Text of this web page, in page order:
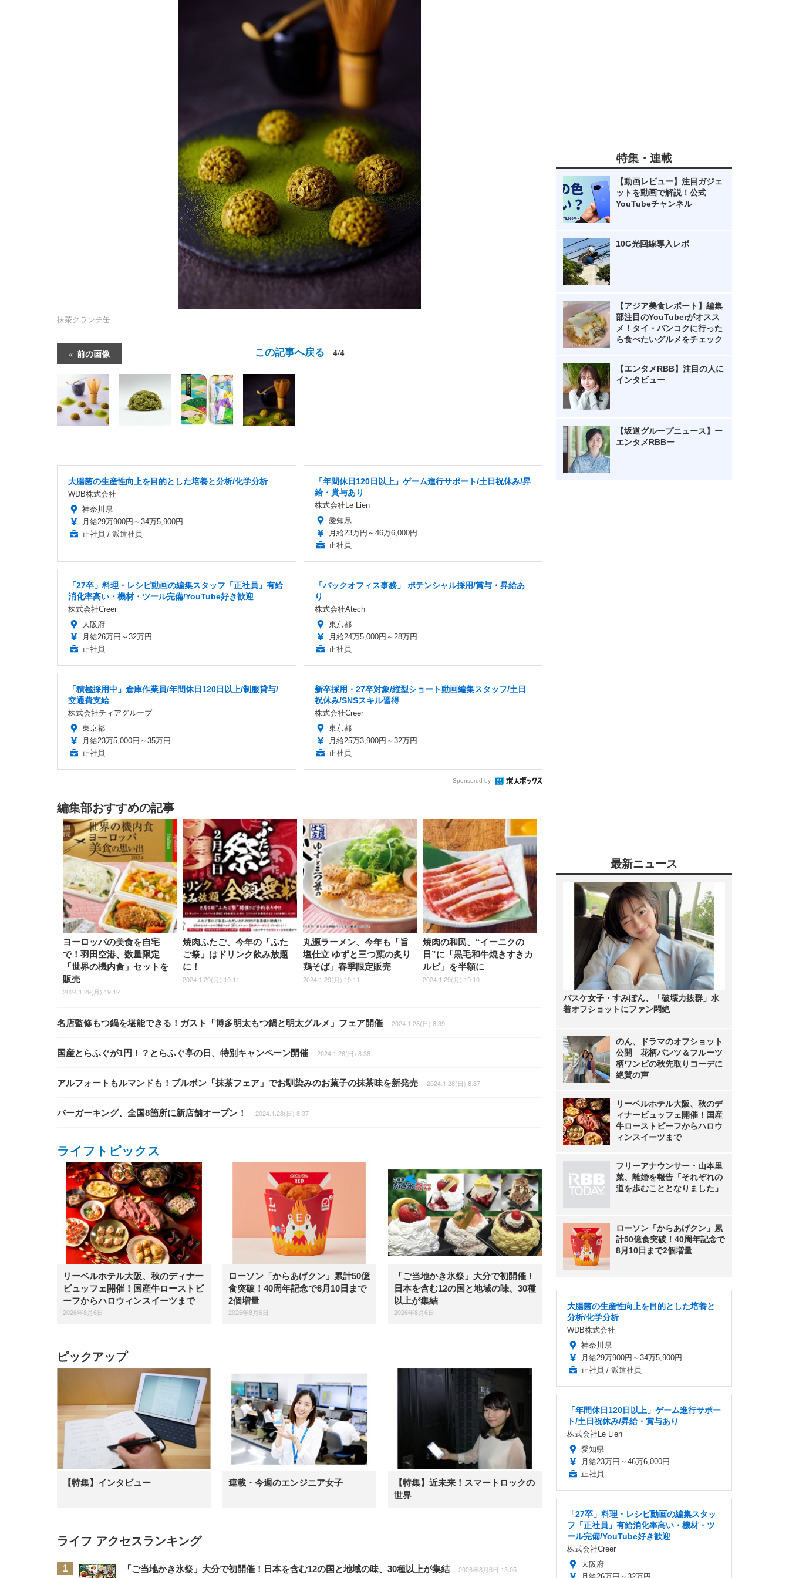
抹茶クランチ缶
前の画像 この記事へ戻る 4/4
大腸菌の生産性向上を目的とした培養と分析/化学分析
WDB株式会社
神奈川県
月給29万900円～34万5,900円
正社員 / 派遣社員
「年間休日120日以上」ゲーム進行サポート/土日祝休み/昇
給・賞与あり
株式会社Le Lien
愛知県
月給23万円～46万6,000円
正社員
「27卒」料理・レシピ動画の編集スタッフ「正社員」有給
消化率高い・機材・ツール完備/YouTube好き歓迎
株式会社Creer
大阪府
月給26万円～32万円
正社員
「バックオフィス事務」 ポテンシャル採用/賞与・昇給あ
り
株式会社Atech
東京都
月給24万5,000円～28万円
正社員
「積極採用中」倉庫作業員/年間休日120日以上/制服貸与/
交通費支給
株式会社ティアグループ
東京都
月給23万5,000円～35万円
正社員
新卒採用・27卒対象/縦型ショート動画編集スタッフ/土日
祝休み/SNSスキル習得
株式会社Creer
東京都
月給25万3,900円～32万円
正社員
Sponsored by
編集部おすすめの記事
ヨーロッパの美食を自宅
で！羽田空港、数量限定
「世界の機内食」セットを
販売
2024.1.29(月) 19:12
焼肉ふたご、今年の「ふた
ご祭」はドリンク飲み放題
に！
2024.1.29(月) 19:11
丸源ラーメン、今年も「旨
塩仕立 ゆずと三つ葉の炙り
鶏そば」春季限定販売
2024.1.29(月) 19:11
焼肉の和民、“イーニクの
日”に「黒毛和牛焼きすきカ
ルビ」を半額に
2024.1.29(月) 19:10
名店監修もつ鍋を堪能できる！ガスト「博多明太もつ鍋と明太グルメ」フェア開催 2024.1.28(日) 8:39
国産とらふぐが1円！？とらふぐ亭の日、特別キャンペーン開催 2024.1.28(日) 8:38
アルフォートもルマンドも！ブルボン「抹茶フェア」でお馴染みのお菓子の抹茶味を新発売 2024.1.28(日) 8:37
バーガーキング、全国8箇所に新店舗オープン！ 2024.1.28(日) 8:37
ライフトピックス
リーベルホテル大阪、秋のディナー
ビュッフェ開催！国産牛ローストビ
ーフからハロウィンスイーツまで
2026年8月6日
ローソン「からあげクン」累計50億
食突破！40周年記念で8月10日まで
2個増量
2026年8月6日
「ご当地かき氷祭」大分で初開催！
日本を含む12の国と地域の味、30種
以上が集結
2026年8月6日
ピックアップ
【特集】インタビュー 連載・今週のエンジニア女子
【特集】近未来！スマートロックの
世界
ライフ アクセスランキング
「ご当地かき氷祭」大分で初開催！日本を含む12の国と地域の味、30種以上が集結 2026年8月6日 13:05
特集・連載
【動画レビュー】注目ガジェ
ットを動画で解説！公式
YouTubeチャンネル
10G光回線導入レポ
【アジア美食レポート】編集
部注目のYouTuberがオスス
メ！タイ・バンコクに行った
ら食べたいグルメをチェック
【エンタメRBB】注目の人に
インタビュー
【坂道グループニュース】ー
エンタメRBBー
最新ニュース
バスケ女子・すみぽん、「破壊力抜群」水
着オフショットにファン悶絶
のん、ドラマのオフショット
公開 花柄パンツ＆フルーツ
柄ワンピの秋先取りコーデに
絶賛の声
リーベルホテル大阪、秋のデ
ィナービュッフェ開催！国産
牛ローストビーフからハロウ
ィンスイーツまで
フリーアナウンサー・山本里
菜、離婚を報告「それぞれの
道を歩むこととなりました」
ローソン「からあげクン」累
計50億食突破！40周年記念で
8月10日まで2個増量
大腸菌の生産性向上を目的とした培養と
分析/化学分析
WDB株式会社
神奈川県
月給29万900円～34万5,900円
正社員 / 派遣社員
「年間休日120日以上」ゲーム進行サポー
ト/土日祝休み/昇給・賞与あり
株式会社Le Lien
愛知県
月給23万円～46万6,000円
正社員
「27卒」料理・レシピ動画の編集スタッ
フ「正社員」有給消化率高い・機材・ツ
ール完備/YouTube好き歓迎
株式会社Creer
大阪府